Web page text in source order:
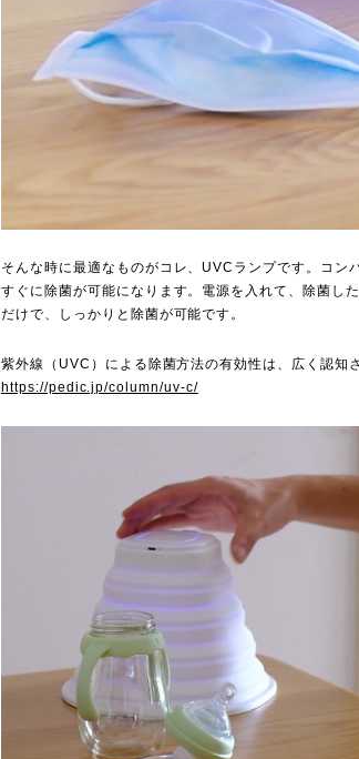
そんな時に最適なものがコレ、UVCランプです。コ
すぐに除菌が可能になります。電源を入れて、除菌し
だけで、しっかりと除菌が可能です。
紫外線（UVC）による除菌方法の有効性は、広く認知
https://pedic.jp/column/uv-c/